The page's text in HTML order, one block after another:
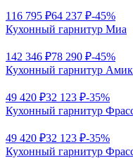
116 795 ₽64 237 ₽-45%
Кухонный гарнитур Миа
142 346 ₽78 290 ₽-45%
Кухонный гарнитур Амик
49 420 ₽32 123 ₽-35%
Кухонный гарнитур
49 420 ₽32 123 ₽-35%
Кухонный гарнитур